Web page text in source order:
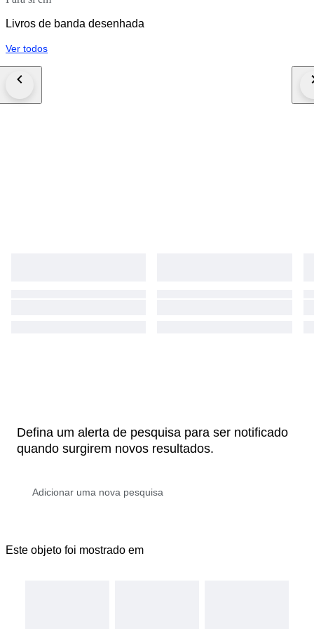
Livros de banda desenhada
Ver todos
Defina um alerta de pesquisa para ser notificado
quando surgirem novos resultados.
Este objeto foi mostrado em